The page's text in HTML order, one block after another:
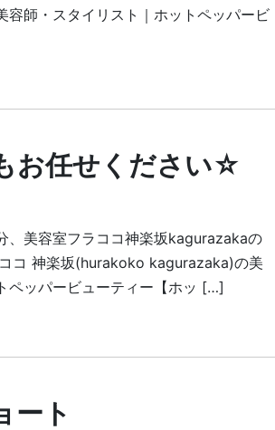
師・スタイリスト｜ホットペッパービ
お任せください☆
、美容室フラココ神楽坂kagurazakaの
コ 神楽坂(hurakoko kagurazaka)の美
ペッパービューティー【ホッ […]
ート